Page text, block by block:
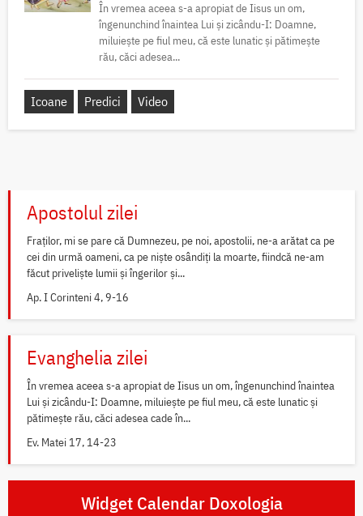
În vremea aceea s-a apropiat de Iisus un om,
îngenunchind înaintea Lui și zicându-I: Doamne,
miluiește pe fiul meu, că este lunatic și pătimește
rău, căci adesea...
Icoane Predici Video
Apostolul zilei
Fraților, mi se pare că Dumnezeu, pe noi, apostolii, ne-a arătat ca pe
cei din urmă oameni, ca pe niște osândiți la moarte, fiindcă ne-am
făcut priveliște lumii și îngerilor și...
Ap. I Corinteni 4, 9-16
Evanghelia zilei
În vremea aceea s-a apropiat de Iisus un om, îngenunchind înaintea
Lui și zicându-I: Doamne, miluiește pe fiul meu, că este lunatic și
pătimește rău, căci adesea cade în...
Ev. Matei 17, 14-23
Widget Calendar Doxologia